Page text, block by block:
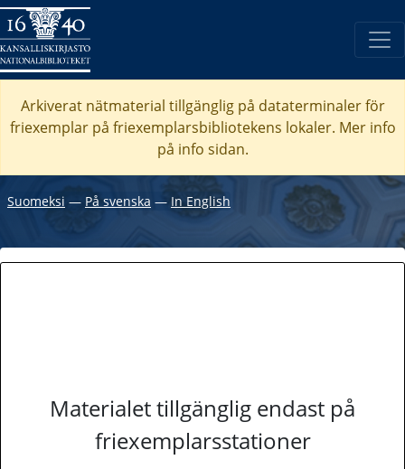
Arkiverat nätmaterial tillgänglig på dataterminaler för
friexemplar på friexemplarsbibliotekens lokaler. Mer info
på info sidan.
Suomeksi ― På svenska ― In English
Materialet tillgänglig endast på
friexemplarsstationer